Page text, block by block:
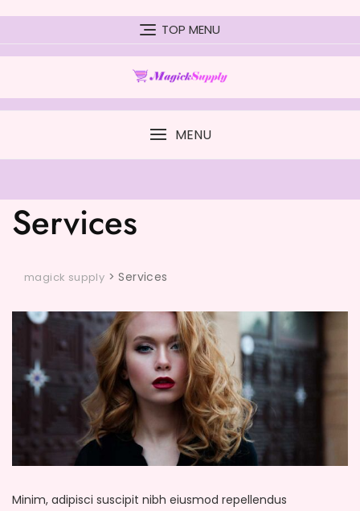
content
TOP MENU
MENU
Services
magick supply >Services
Minim, adipisci suscipit nibh eiusmod repellendus